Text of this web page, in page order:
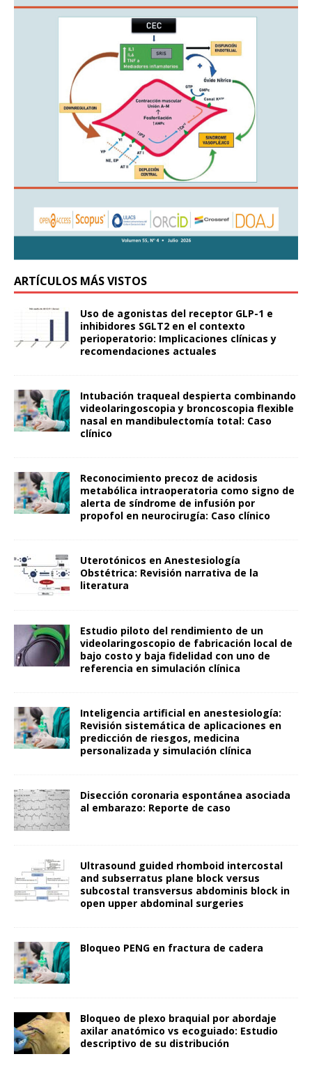
ARTÍCULOS MÁS VISTOS
Uso de agonistas del receptor GLP-1 e
inhibidores SGLT2 en el contexto
perioperatorio: Implicaciones clínicas y
recomendaciones actuales
Intubación traqueal despierta combinando
videolaringoscopia y broncoscopia flexible
nasal en mandibulectomía total: Caso
clínico
Reconocimiento precoz de acidosis
metabólica intraoperatoria como signo de
alerta de síndrome de infusión por
propofol en neurocirugía: Caso clínico
Uterotónicos en Anestesiología
Obstétrica: Revisión narrativa de la
literatura
Estudio piloto del rendimiento de un
videolaringoscopio de fabricación local de
bajo costo y baja fidelidad con uno de
referencia en simulación clínica
Inteligencia artificial en anestesiología:
Revisión sistemática de aplicaciones en
predicción de riesgos, medicina
personalizada y simulación clínica
Disección coronaria espontánea asociada
al embarazo: Reporte de caso
Ultrasound guided rhomboid intercostal
and subserratus plane block versus
subcostal transversus abdominis block in
open upper abdominal surgeries
Bloqueo PENG en fractura de cadera
Bloqueo de plexo braquial por abordaje
axilar anatómico vs ecoguiado: Estudio
descriptivo de su distribución